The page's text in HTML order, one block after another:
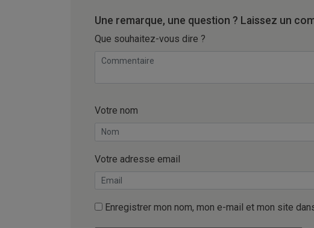
Une remarque, une question ? Laissez un
Que souhaitez-vous dire ?
Votre nom
Votre adresse email
Enregistrer mon nom, mon e-mail et mon site